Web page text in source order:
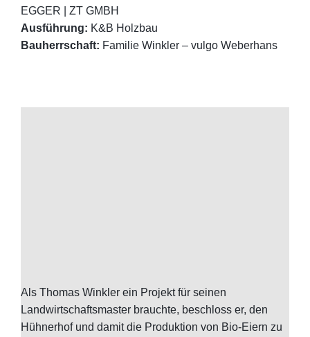
EGGER | ZT GMBH
Ausführung: K&B Holzbau
Bauherrschaft: Familie Winkler – vulgo Weberhans
Als Thomas Winkler ein Projekt für seinen
Landwirtschaftsmaster brauchte, beschloss er, den
Hühnerhof und damit die Produktion von Bio-Eiern zu